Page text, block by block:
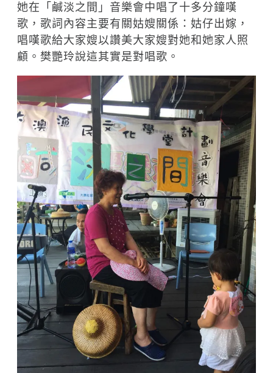
她在「鹹淡之間」音樂會中唱了十多分鐘嘆
歌，歌詞內容主要有關姑嫂關係：姑仔出嫁，
唱嘆歌給大家嫂以讚美大家嫂對她和她家人照
顧。樊艷玲說這其實是對唱歌。